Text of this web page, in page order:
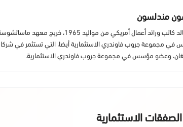
مندلسون
براد فالد كاتب ورائد أعمال
مجموعة جروب فاوندري الاستثمارية أيضا، التي تستثمر في
وعضو مؤسس في مجموعة جروب فاوندري الاستثمارية.
الاستثمارية